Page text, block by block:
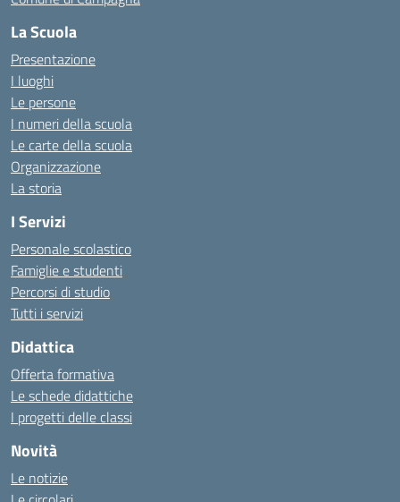
La Scuola
Presentazione
I luoghi
Le persone
I numeri della scuola
Le carte della scuola
Organizzazione
La storia
I Servizi
Personale scolastico
Famiglie e studenti
Percorsi di studio
Tutti i servizi
Didattica
Offerta formativa
Le schede didattiche
I progetti delle classi
Novità
Le notizie